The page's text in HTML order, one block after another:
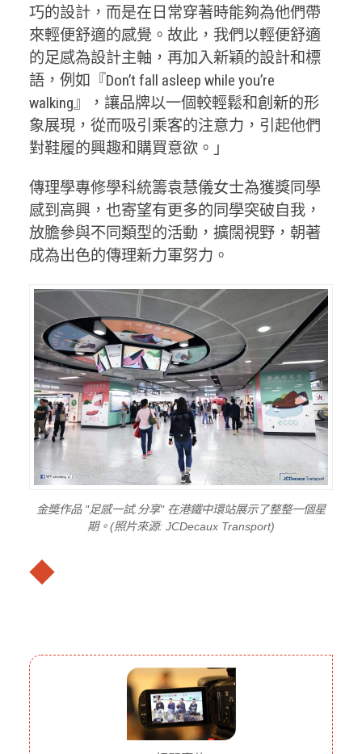
巧的設計，而是在日常穿著時能夠為他們帶
來輕便舒適的感覺。故此，我們以輕便舒適
的足感為設計主軸，再加入新穎的設計和標
語，例如『Don’t fall asleep while you’re
walking』，讓品牌以一個較輕鬆和創新的形
象展現，從而吸引乘客的注意力，引起他們
對鞋履的興趣和購買意欲。」
傳理學專修學科統籌袁慧儀女士為獲獎同學
感到高興，也寄望有更多的同學突破自我，
放膽參與不同類型的活動，擴闊視野，朝著
成為出色的傳理新力軍努力。
金奬作品 "足感一試.分享" 在港鐵中環站展示了整整一個星
期。(照片來源: JCDecaux Transport)
◆